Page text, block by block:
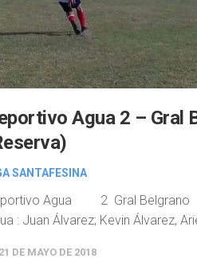
Agua 2 – Gral
SANTAFESINA
Agua 2 Gral
: Juan Álvarez; Kevin Álvarez,
DE MAYO DE 2018